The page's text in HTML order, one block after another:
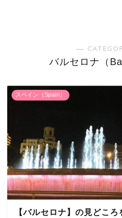
―
バルセロナ（
スペイン（Spain）
【バルセロナ】の見どこ